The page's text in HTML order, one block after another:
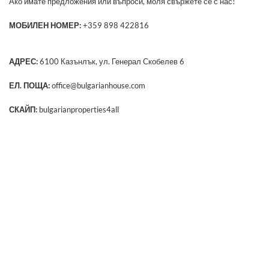
МОБИЛЕН НОМЕР:+359 898 422816
АДРЕС:6100 Казънлък, ул. Генерал Скобелев 6
ЕЛ. ПОЩА:office@bulgarianhouse.com
СКАЙП: bulgarianproperties4all